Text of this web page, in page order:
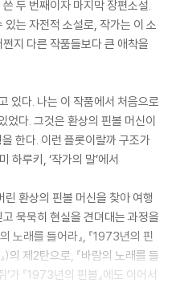
두 번째이자 마지막 장편소설.
는 자전적 소설로, 작가는 이 소
지 다른 작품들보다 큰 애착을
있다. 나는 이 작품에서 처음으로
었다. 그것은 환상의 핀볼 머신이
을 한다. 이런 플롯이랄까 구조가
하루키, ‘작가의 말’에서
린 환상의 핀볼 머신을 찾아 여행
묵묵히 현실을 견뎌대는 과정을
노래를 들어라』, 『1973년의 핀
)의 제2탄으로, 『바람의 노래를 들
’가 『1973년의 핀볼』에도 이어서